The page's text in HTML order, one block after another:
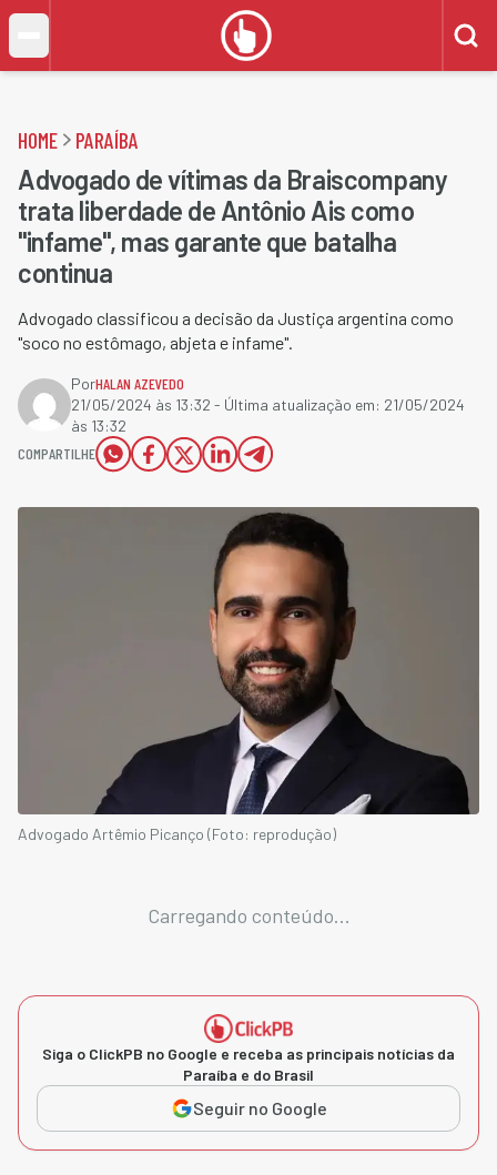
HOME PARAÍBA
Advogado de vítimas da Braiscompany
trata liberdade de Antônio Ais como
"infame", mas garante que batalha
continua
Advogado classificou a decisão da Justiça argentina como
"soco no estômago, abjeta e infame".
PorHALAN AZEVEDO
21/05/2024 às 13:32 - Última atualização em: 21/05/2024
às 13:32
COMPARTILHE
Advogado Artêmio Picanço (Foto: reprodução)
Carregando conteúdo...
Siga o ClickPB no Google e receba as principais notícias da
Paraíba e do Brasil
Seguir no Google